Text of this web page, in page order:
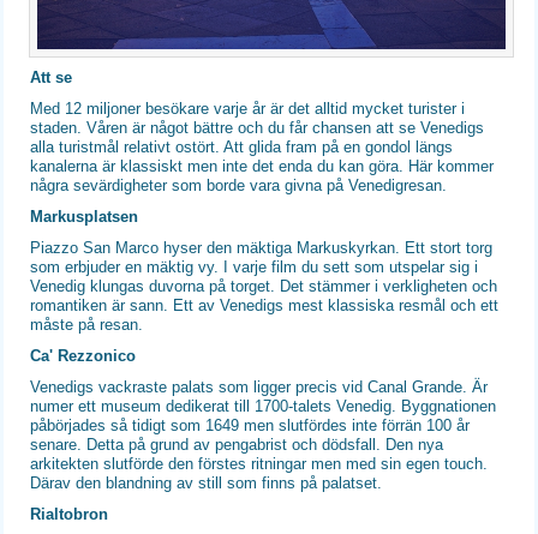
Att se
Med 12 miljoner besökare varje år är det alltid mycket turister i
staden. Våren är något bättre och du får chansen att se Venedigs
alla turistmål relativt ostört. Att glida fram på en gondol längs
kanalerna är klassiskt men inte det enda du kan göra. Här kommer
några sevärdigheter som borde vara givna på Venedigresan.
Markusplatsen
Piazzo San Marco hyser den mäktiga Markuskyrkan. Ett stort torg
som erbjuder en mäktig vy. I varje film du sett som utspelar sig i
Venedig klungas duvorna på torget. Det stämmer i verkligheten och
romantiken är sann. Ett av Venedigs mest klassiska resmål och ett
måste på resan.
Ca' Rezzonico
Venedigs vackraste palats som ligger precis vid Canal Grande. Är
numer ett museum dedikerat till 1700-talets Venedig. Byggnationen
påbörjades så tidigt som 1649 men slutfördes inte förrän 100 år
senare. Detta på grund av pengabrist och dödsfall. Den nya
arkitekten slutförde den förstes ritningar men med sin egen touch.
Därav den blandning av still som finns på palatset.
Rialtobron